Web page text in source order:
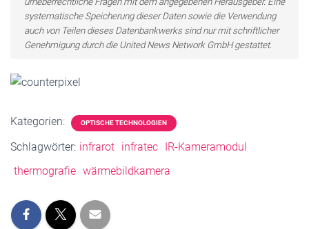
systematische Speicherung dieser Daten sowie die Verwendung
auch von Teilen dieses Datenbankwerks sind nur mit schriftlicher
Genehmigung durch die United News Network GmbH gestattet.
Kategorien: OPTISCHE TECHNOLOGIEN
Schlagwörter: infrarot infratec
IR-Kameramodul
thermografie wärmebildkamera